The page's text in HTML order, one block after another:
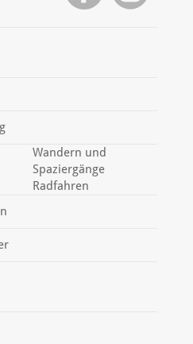
Wandern und
Spaziergänge
Radfahren